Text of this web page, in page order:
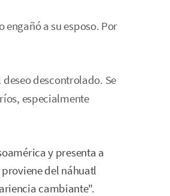
a su esposo. Por
descontrolado. Se
especialmente
y presenta a
del náhuatl
cambiante".